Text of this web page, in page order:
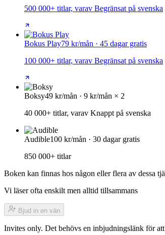
500 000+ titlar, varav Begränsat på svenska
Bokus Play79 kr/mån · 45 dagar gratis
100 000+ titlar, varav Begränsat på svenska
Boksy49 kr/mån · 9 kr/mån × 2
40 000+ titlar, varav Knappt på svenska
Audible100 kr/mån · 30 dagar gratis
850 000+ titlar
Boken kan finnas hos någon eller flera av dessa
Vi läser ofta enskilt men alltid tillsammans
Bjud in en vän
Invites only. Det behövs en inbjudningslänk för